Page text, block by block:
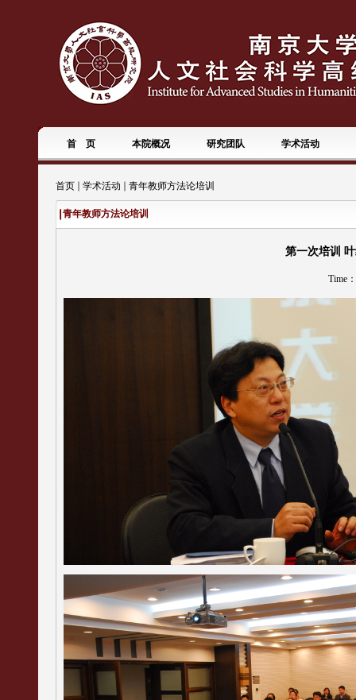
首 页 本院概况 研究团队 学术活动
首页 学术活动 青年教师方法论培训
青年教师方法论培训
第一次培训
Time